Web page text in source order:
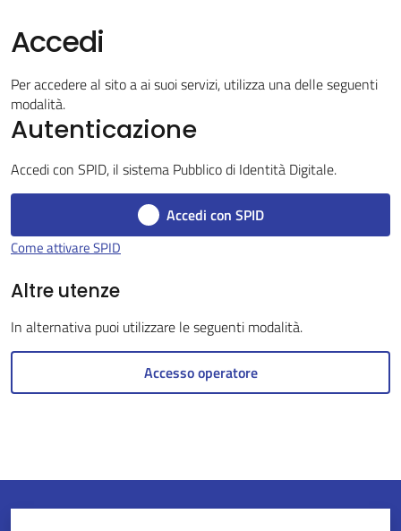
Fontanelice
on-
line
gli
Accedi
Per accedere al sito a ai suoi servizi, utilizza una delle seguenti
modalità.
Autenticazione
Accedi con SPID, il sistema Pubblico di Identità Digitale.
Accedi con SPID
Come attivare SPID
Altre utenze
In alternativa puoi utilizzare le seguenti modalità.
Accesso operatore